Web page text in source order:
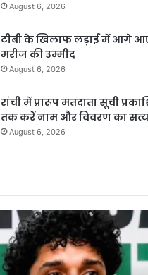
August 6, 2026
टीबी के खिलाफ लड़ाई में आगे
मरीज की उम्मीद
August 6, 2026
रांची में प्रारूप मतदाता सूची
तक करें नाम और विवरण का
August 6, 2026